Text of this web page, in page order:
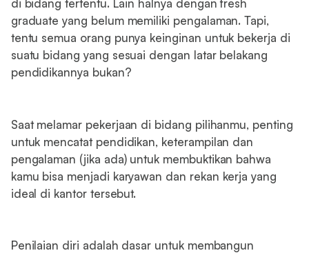
di bidang tertentu. Lain halnya dengan fresh
graduate yang belum memiliki pengalaman. Tapi,
tentu semua orang punya keinginan untuk bekerja di
suatu bidang yang sesuai dengan latar belakang
pendidikannya bukan?
Saat melamar pekerjaan di bidang pilihanmu, penting
untuk mencatat pendidikan, keterampilan dan
pengalaman (jika ada) untuk membuktikan bahwa
kamu bisa menjadi karyawan dan rekan kerja yang
ideal di kantor tersebut.
Penilaian diri adalah dasar untuk membangun